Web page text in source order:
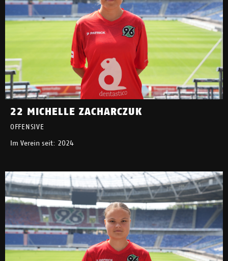
22 MICHELLE ZACHARCZUK
OFFENSIVE
Im Verein seit: 2024